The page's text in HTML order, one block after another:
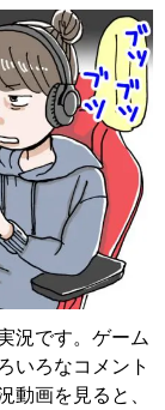
況です。ゲーム
いろなコメント
動画を見ると、